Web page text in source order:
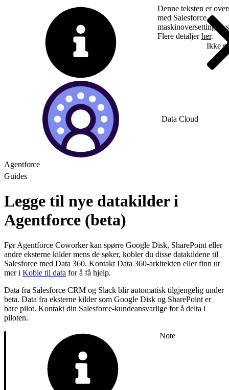
Denne teksten er
med Salesforce
Flere detaljerher.
Ikke
Data Cloud
Agentforce
Guides
Legge til nye datakilder i
Agentforce (beta)
Før Agentforce Coworker kan spørre Google Disk, SharePoint eller
andre eksterne kilder mens de søker, kobler du disse datakildene til
Salesforce med Data 360. Kontakt Data 360-arkitekten eller finn ut
mer i Koble til data for å få hjelp.
Data fra Salesforce CRM og Slack blir automatisk tilgjengelig under
beta. Data fra eksterne kilder som Google Disk og SharePoint er
bare pilot. Kontakt din Salesforce-kundeansvarlige for å delta i
piloten.
Note